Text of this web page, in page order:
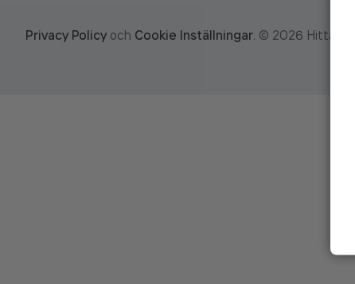
Privacy Policy och Cookie Inställningar. © 2026 Hitta.se